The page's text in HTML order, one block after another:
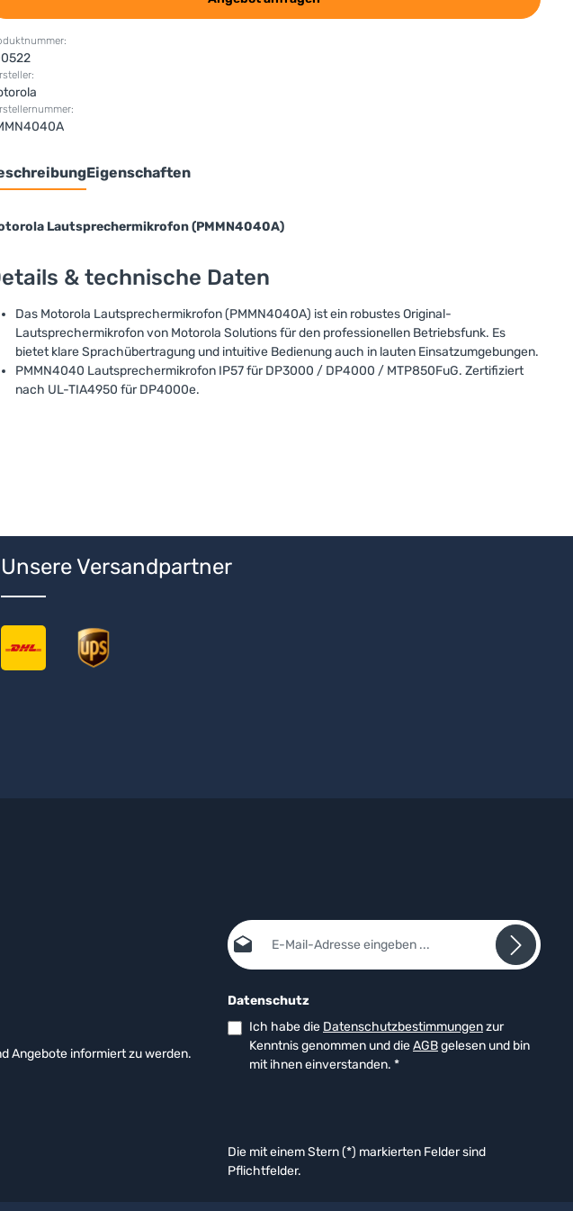
Eigenschaften
Lautsprechermikrofon (PMMN4040A)
& technische Daten
Das Motorola Lautsprechermikrofon (PMMN4040A) ist ein robustes Original-
Lautsprechermikrofon von Motorola Solutions für den professionellen Betriebsfunk. Es
bietet klare Sprachübertragung und intuitive Bedienung auch in lauten Einsatzumgebungen.
PMMN4040 Lautsprechermikrofon IP57 für DP3000 / DP4000 / MTP850FuG. Zertifiziert
nach UL-TIA4950 für DP4000e.
Unsere Versandpartner
Angebote informiert zu werden.
E-Mail-Adresse*
Datenschutz
Ich habe die Datenschutzbestimmungenzur
Kenntnis genommen und dieAGBgelesen und bin
mit ihnen einverstanden. *
Die mit einem Stern (*) markierten Felder sind
Pflichtfelder.